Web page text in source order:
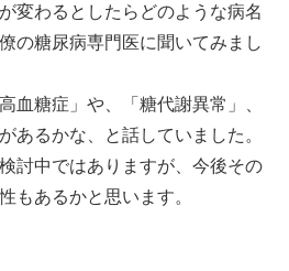
変わるとしたらどのような病名
の糖尿病専門医に聞いてみまし
血糖症」や、「糖代謝異常」、
あるかな、と話していました。
討中ではありますが、今後その
もあるかと思います。